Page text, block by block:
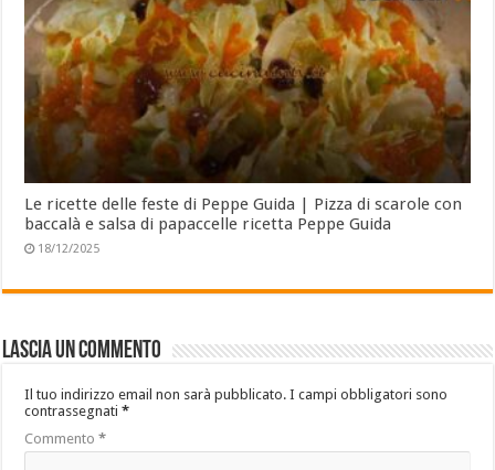
Le ricette delle feste di Peppe Guida | Pizza di scarole con
baccalà e salsa di papaccelle ricetta Peppe Guida
18/12/2025
Lascia un commento
Il tuo indirizzo email non sarà pubblicato. I campi obbligatori sono
contrassegnati*
Commento*